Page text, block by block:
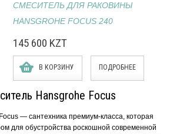
СМЕСИТЕЛЬ ДЛЯ РАКОВИНЫ
HANSGROHE FOCUS 240
145 600 KZT
В КОРЗИНУ ПОДРОБНЕЕ
Hansgrohe Focus
— сантехника премиум-класса, которая
для обустройства роскошной современной